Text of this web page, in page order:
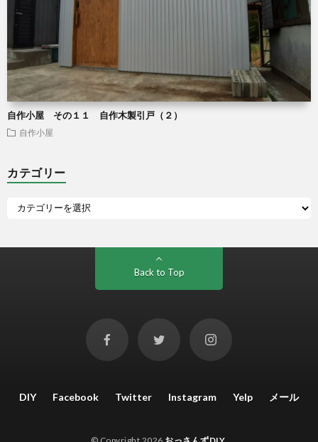
自作小屋 その１１ 自作木製引戸（２）
自作小屋
カテゴリー
Back to Top
DIY Facebook Twitter Instagram Yelp メール